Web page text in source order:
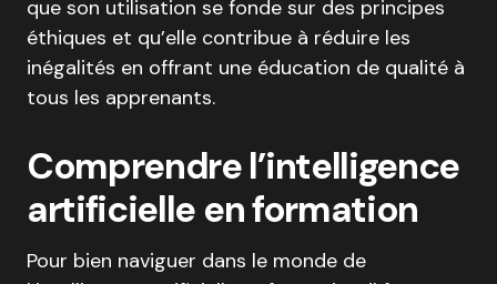
que son utilisation se fonde sur des principes
éthiques et qu’elle contribue à réduire les
inégalités en offrant une éducation de qualité à
tous les apprenants.
Comprendre l’intelligence
artificielle en formation
Pour bien naviguer dans le monde de